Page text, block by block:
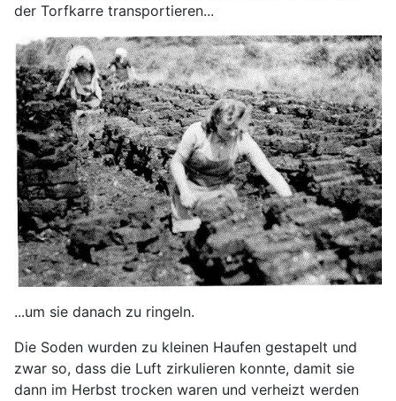
der Torfkarre transportieren...
...um sie danach zu ringeln.
Die Soden wurden zu kleinen Haufen gestapelt und
zwar so, dass die Luft zirkulieren konnte, damit sie
dann im Herbst trocken waren und verheizt werden